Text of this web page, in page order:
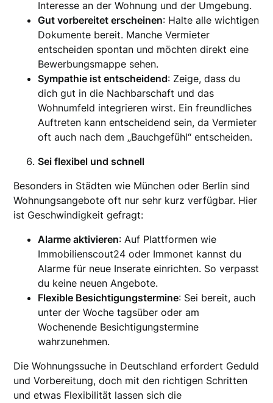
Interesse an der Wohnung und der Umgebung.
Gut vorbereitet erscheinen: Halte alle wichtigen
Dokumente bereit. Manche Vermieter
entscheiden spontan und möchten direkt eine
Bewerbungsmappe sehen.
Sympathie ist entscheidend: Zeige, dass du
dich gut in die Nachbarschaft und das
Wohnumfeld integrieren wirst. Ein freundliches
Auftreten kann entscheidend sein, da Vermieter
oft auch nach dem „Bauchgefühl“ entscheiden.
Sei flexibel und schnell
Besonders in Städten wie München oder Berlin sind
Wohnungsangebote oft nur sehr kurz verfügbar. Hier
ist Geschwindigkeit gefragt:
Alarme aktivieren: Auf Plattformen wie
Immobilienscout24 oder Immonet kannst du
Alarme für neue Inserate einrichten. So verpasst
du keine neuen Angebote.
Flexible Besichtigungstermine: Sei bereit, auch
unter der Woche tagsüber oder am
Wochenende Besichtigungstermine
wahrzunehmen.
Die Wohnungssuche in Deutschland erfordert Geduld
und Vorbereitung, doch mit den richtigen Schritten
und etwas Flexibilität lassen sich die